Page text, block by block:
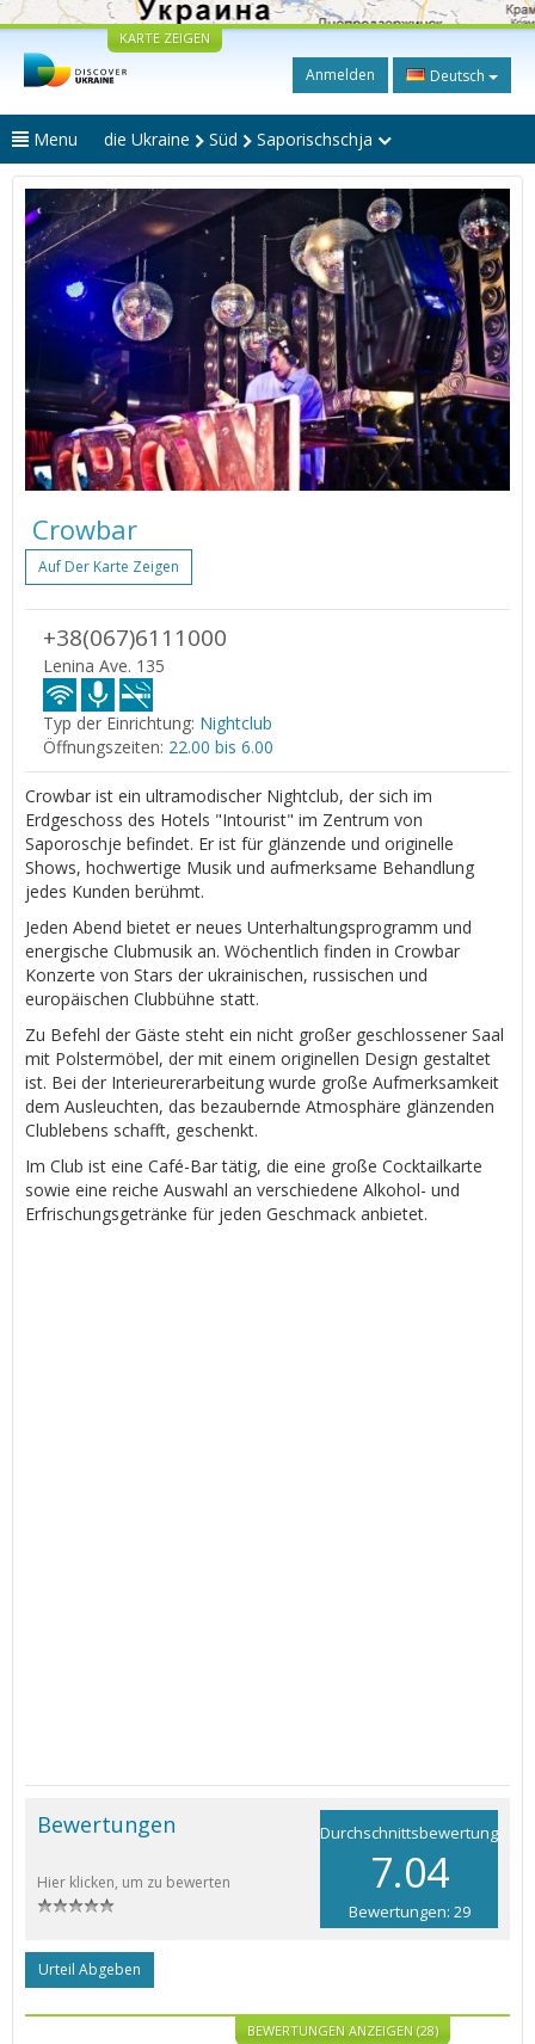
KARTE ZEIGEN
Anmelden Deutsch
Menu die Ukraine Süd Saporischschja
Crowbar
Auf Der Karte Zeigen
+38(067)6111000
Lenina Ave. 135
Typ der Einrichtung: Nightclub
Öffnungszeiten: 22.00 bis 6.00
Crowbar ist ein ultramodischer Nightclub, der sich im
Erdgeschoss des Hotels "Intourist" im Zentrum von
Saporoschje befindet. Er ist für glänzende und originelle
Shows, hochwertige Musik und aufmerksame Behandlung
jedes Kunden berühmt.
Jeden Abend bietet er neues Unterhaltungsprogramm und
energische Clubmusik an. Wöchentlich finden in Crowbar
Konzerte von Stars der ukrainischen, russischen und
europäischen Clubbühne statt.
Zu Befehl der Gäste steht ein nicht großer geschlossener Saal
mit Polstermöbel, der mit einem originellen Design gestaltet
ist. Bei der Interieurerarbeitung wurde große Aufmerksamkeit
dem Ausleuchten, das bezaubernde Atmosphäre glänzenden
Clublebens schafft, geschenkt.
Im Club ist eine Café-Bar tätig, die eine große Cocktailkarte
sowie eine reiche Auswahl an verschiedene Alkohol- und
Erfrischungsgetränke für jeden Geschmack anbietet.
Durchschnittsbewertung
7.04
Bewertungen: 29
Bewertungen
Hier klicken, um zu bewerten
Urteil Abgeben
BEWERTUNGEN ANZEIGEN (28)